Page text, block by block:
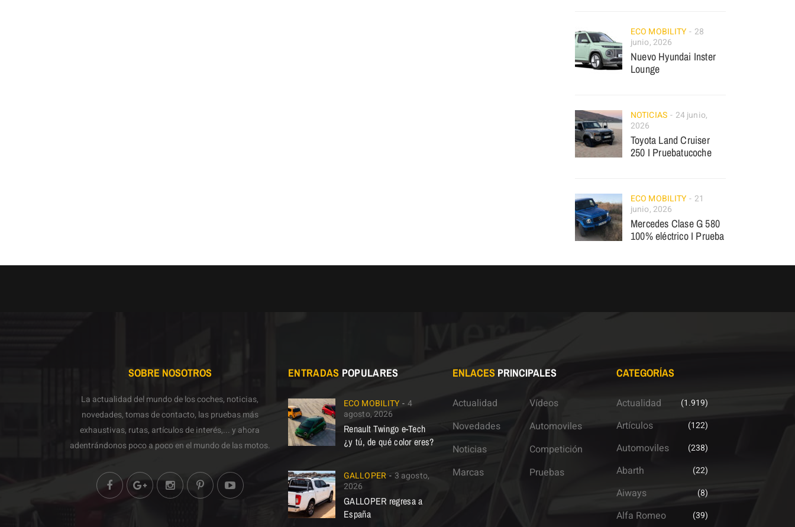
ECO MOBILITY
28
junio, 2026
Nuevo Hyundai Inster
Lounge
NOTICIAS
24 junio,
2026
Toyota Land Cruiser
250 I Pruebatucoche
ECO MOBILITY
21
junio, 2026
Mercedes Clase G 580
100% eléctrico I Prueba
SOBRE NOSOTROS
La actualidad del mundo de los coches, noticias,
novedades, tomas de contacto, las pruebas más
exhaustivas, rutas, artículos de interés,... y ahora
adentrándonos poco a poco en el mundo de las motos.
ENTRADAS POPULARES
ECO MOBILITY
4
agosto, 2026
Renault Twingo e-Tech
¿y tú, de qué color eres?
GALLOPER
3 agosto,
2026
GALLOPER regresa a
España
ENLACESPRINCIPALES
Actualidad
Novedades
Noticias
Marcas
Vídeos
Automoviles
Competición
Pruebas
CATEGORÍAS
Actualidad (1.919)
Artículos (122)
Automoviles (238)
Abarth (22)
Aiways (8)
Alfa Romeo (39)